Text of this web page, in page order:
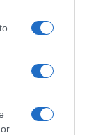
bejegyzés